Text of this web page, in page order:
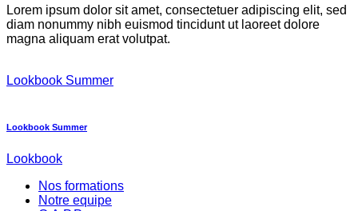
Lorem ipsum dolor sit amet, consectetuer adipiscing elit, sed
diam nonummy nibh euismod tincidunt ut laoreet dolore
magna aliquam erat volutpat.
Lookbook Summer
Lookbook Summer
Lookbook
Nos formations
Notre equipe